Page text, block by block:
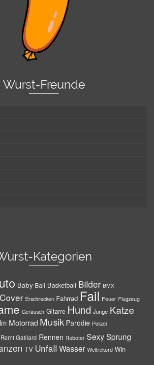
Wurst-Freunde
Kategorien
Baby Ball Basketball Bilder BMX
Cover Erschrecken Fahrrad Fail Feuer Flugzeug
Geräusch Gitarre Hund Junge Katze
Motorrad Musik Parodie Polizei
Remi Gaillard Rennen Roboter SexySprung
TV Unfall Wasser Weltrekord Win